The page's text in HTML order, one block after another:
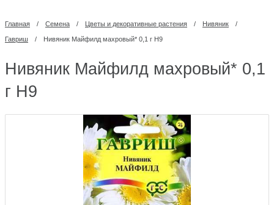
Главная / Семена / Цветы и декоративные растения / Нивяник /
Гавриш / Нивяник Майфилд махровый* 0,1 г Н9
Нивяник Майфилд махровый* 0,1
г Н9